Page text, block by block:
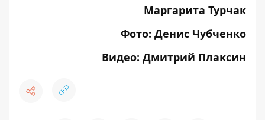
Маргарита Турчак
Фото: Денис Чубченко
Видео: Дмитрий Плаксин